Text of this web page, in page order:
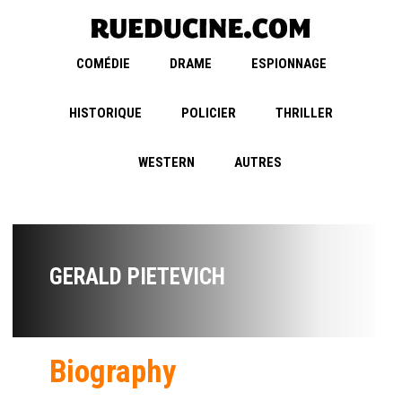
COMÉDIE DRAME ESPIONNAGE
HISTORIQUE POLICIER THRILLER
WESTERN AUTRES
GERALD PIETEVICH
Biography